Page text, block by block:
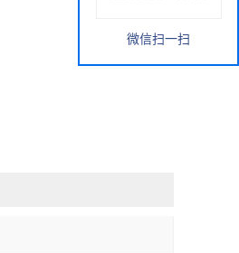
微信扫一扫